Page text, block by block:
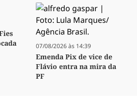
07/08/2026 às 14:39
Emenda Pix de vice de
Flávio entra na mira da
PF